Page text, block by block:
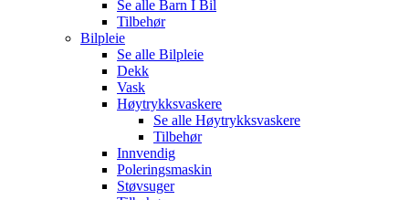
Se alle Barn I Bil
Tilbehør
Bilpleie
Se alle Bilpleie
Dekk
Vask
Høytrykksvaskere
Se alle Høytrykksvaskere
Tilbehør
Innvendig
Poleringsmaskin
Støvsuger